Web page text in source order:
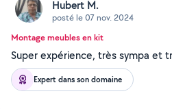
Hubert M.
posté le 07 nov. 2024
Montage meubles en kit
Super expérience, très sympa et
Expert dans son domaine